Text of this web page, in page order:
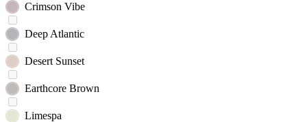
Crimson Vibe
Deep Atlantic
Desert Sunset
Earthcore Brown
Limespa